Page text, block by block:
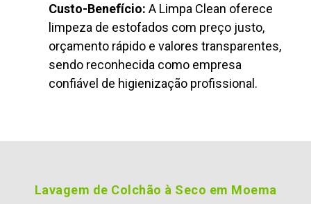
Custo-Benefício: A Limpa Clean oferece
limpeza de estofados com preço justo,
orçamento rápido e valores transparentes,
sendo reconhecida como empresa
confiável de higienização profissional.
Lavagem de Colchão à Seco em Moema